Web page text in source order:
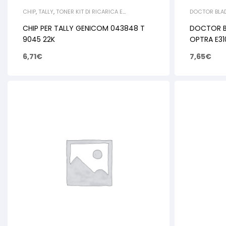
CHIP, TALLY, TONER KIT DI RICARICA E
CHIP PER TALLY GENICOM 043848 T
9045 22K
6,71€
DOCTOR
DI RICARICA
DOCTOR
OPTRA
7,65€